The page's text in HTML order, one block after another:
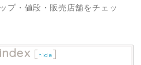
プ・値段・販売店舗をチェッ
index [hide]